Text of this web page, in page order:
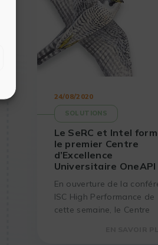
24/08/2020
SOLUTIONS
Le SeRC et Intel
le premier Centre
d’Excellence
Universitaire OneAPI
En ouverture de la
ISC High Performance de
cette semaine, le Centre